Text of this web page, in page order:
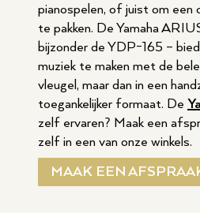
pianospelen, of juist om een
te pakken. De Yamaha
bijzonder de YDP-165 –
muziek te maken met de
vleugel, maar dan in een
toegankelijker formaat. De
zelf ervaren? Maak een
zelf in een van onze winkels.
MAAK EEN